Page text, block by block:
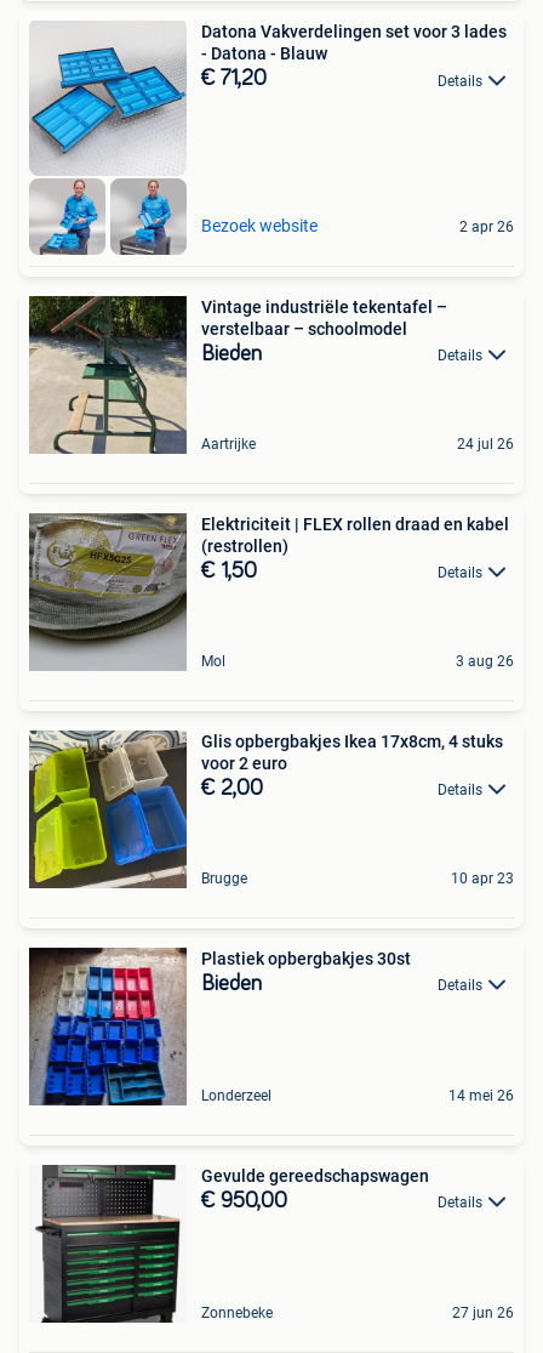
Datona Vakverdelingen set voor 3 lades
- Datona - Blauw
€ 71,20 Details
Bezoek website 2 apr 26
Vintage industriële tekentafel –
verstelbaar – schoolmodel
Bieden Details
Aartrijke 24 jul 26
Elektriciteit | FLEX rollen draad en kabel
(restrollen)
€ 1,50 Details
Mol 3 aug 26
Glis opbergbakjes Ikea 17x8cm, 4 stuks
voor 2 euro
€ 2,00 Details
Brugge 10 apr 23
Plastiek opbergbakjes 30st
Bieden Details
Londerzeel 14 mei 26
Gevulde gereedschapswagen
€ 950,00 Details
Zonnebeke 27 jun 26